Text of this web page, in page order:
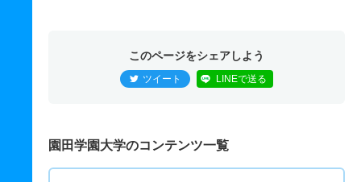
このページをシェアしよう
ツイート LINEで送る
園田学園大学のコンテンツ一覧